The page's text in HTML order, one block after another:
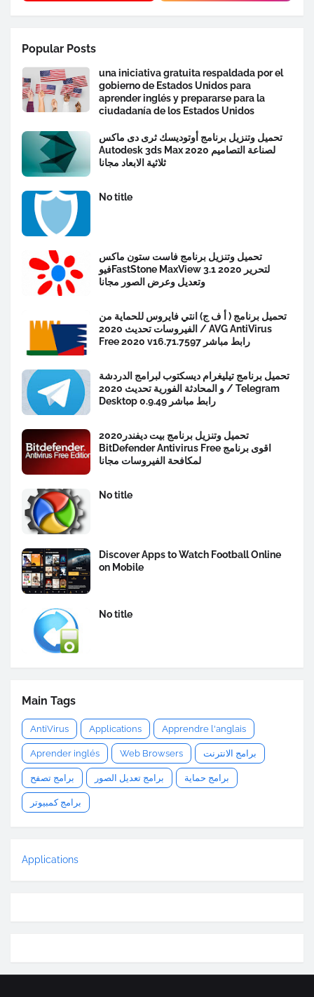
Popular Posts
una iniciativa gratuita respaldada por el
gobierno de Estados Unidos para
aprender inglés y prepararse para la
ciudadanía de los Estados Unidos
تحميل وتنزيل برنامج أوتوديسك ثرى دى ماكس
Autodesk 3ds Max 2020 لصناعة التصاميم
ثلاثية الابعاد مجانا
No title
تحميل وتنزيل برنامج فاست ستون ماكس
فيوFastStone MaxView 3.1 2020 لتحرير
وتعديل وعرض الصور مجانا
تحميل برنامج ( أ ف ج) انتي فايروس للحماية من
الفيروسات تحديث 2020 / AVG AntiVirus
Free 2020 v16.71.7597 رابط مباشر
تحميل برنامج تيليغرام ديسكتوب لبرامج الدردشة
و المحادثة الفورية تحديث 2020 / Telegram
Desktop 0.9.49 رابط مباشر
تحميل وتنزيل برنامج بيت ديفندر2020
BitDefender Antivirus Free اقوى برنامج
لمكافحة الفيروسات مجانا
No title
Discover Apps to Watch Football Online
on Mobile
No title
Main Tags
AntiVirus Applications Apprendre l'anglais
Aprender inglés Web Browsers برامج الانترنت
برامج تصفح برامج تعديل الصور برامج حماية
برامج كمبيوتر
Applications